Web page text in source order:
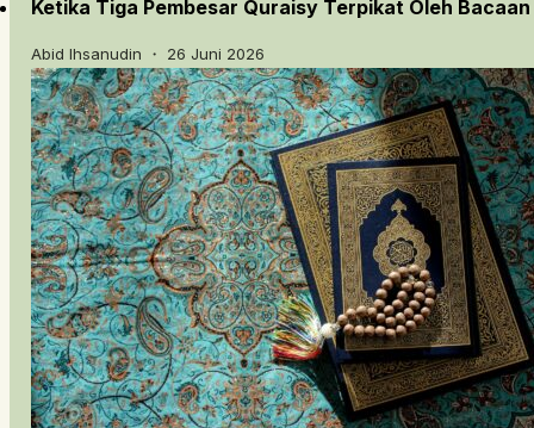
Ketika Tiga Pembesar Quraisy Terpikat Oleh Bacaan
Abid Ihsanudin ・ 26 Juni 2026